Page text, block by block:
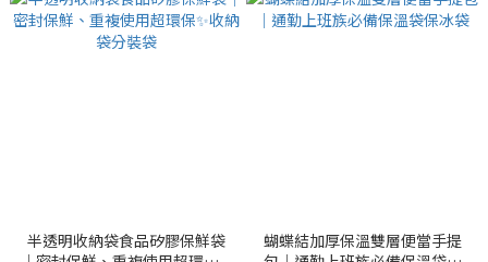
半透明收納袋食品矽膠保鮮袋
蝴蝶結加厚保溫雙層便當手提